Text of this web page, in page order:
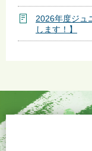
2026年度ジュ
します！】